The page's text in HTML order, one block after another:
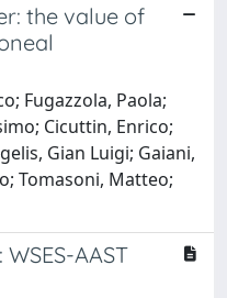
the value of
Fugazzola, Paola;
Cicuttin, Enrico;
Gian Luigi; Gaiani,
Tomasoni, Matteo;
AAST